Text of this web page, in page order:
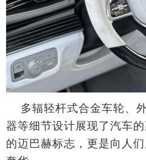
多辐轻杆式合金车轮、
器等细节设计展现了汽车
的迈巴赫标志，更是向人